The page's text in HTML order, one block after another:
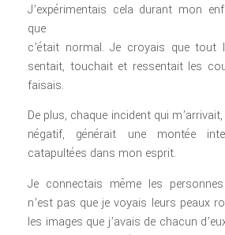
J’expérimentais cela durant mon
que
c’était normal. Je croyais que tout
sentait, touchait et ressentait les
faisais.
De plus, chaque incident qui
négatif, générait une montée
catapultées dans mon esprit.
Je connectais même les
n’est pas que je voyais leurs peaux
les images que j’avais de chacun